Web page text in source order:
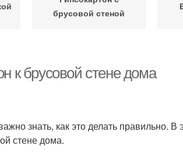
брусовой стеной
к брусовой стене дома
знать, как это делать правильно. В
стене дома.